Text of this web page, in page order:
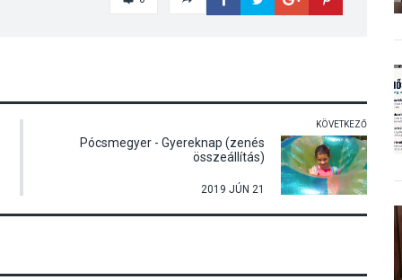
KÖVETKEZŐ
Pócsmegyer - Gyereknap (zenés
összeállítás)
2019 JÚN 21